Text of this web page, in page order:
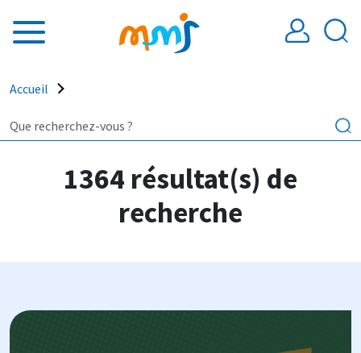
Fil d'Ariane
Accueil
1364 résultat(s) de
recherche
Image